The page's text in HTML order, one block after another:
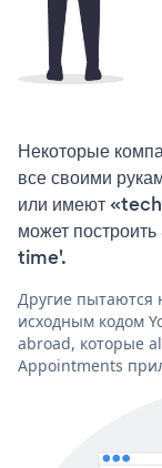
Некоторые
все своими
или имеют
может
time'.
Другие
исходным кодом
abroad, которые
Appointments